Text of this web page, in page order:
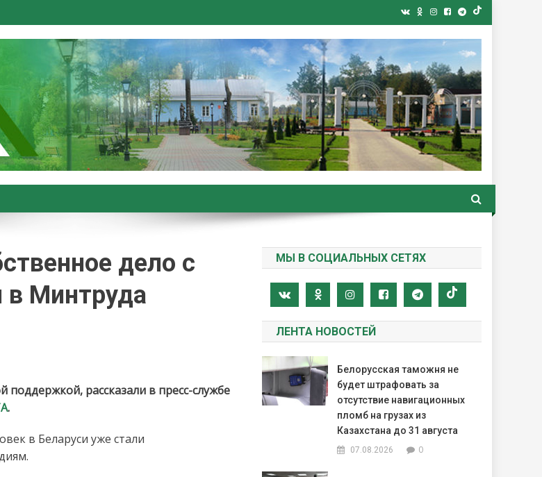
Хойник. Районная газета
дело с
в Минтруда
поддержкой, рассказали в пресс-службе
.
в Беларуси уже стали
МЫ В СОЦИАЛЬНЫХ СЕТЯХ
ЛЕНТА НОВОСТЕЙ
Белорусская таможня не
будет штрафовать за
отсутствие навигационных
пломб на грузах из
Казахстана до 31 августа
07.08.2026 0